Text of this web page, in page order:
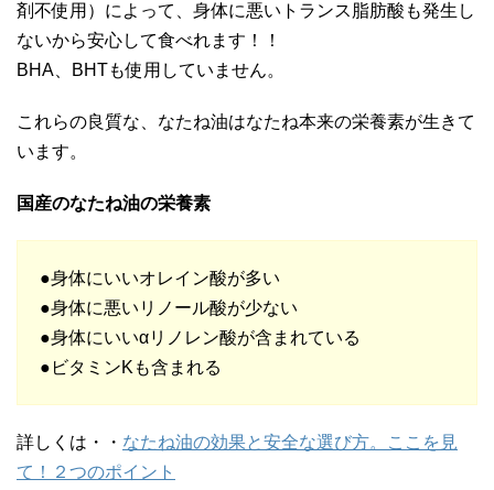
剤不使用）によって、身体に悪いトランス脂肪酸も発生し
ないから安心して食べれます！！
BHA、BHTも使用していません。
これらの良質な、なたね油はなたね本来の栄養素が生きて
います。
国産のなたね油の栄養素
●身体にいいオレイン酸が多い
●身体に悪いリノール酸が少ない
●身体にいいαリノレン酸が含まれている
●ビタミンKも含まれる
詳しくは・・ なたね油の効果と安全な選び方。ここを見
て！２つのポイント